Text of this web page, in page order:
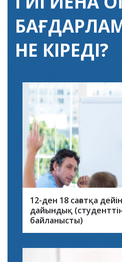
НЕ КІРЕДІ?
12-ден 18 сағатқа
дайындық
байланысты)